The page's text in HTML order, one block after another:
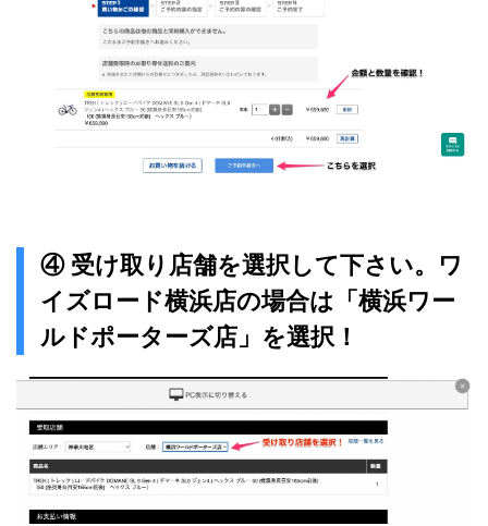
④ 受け取り店舗を選択して下さい。ワ
イズロード横浜店の場合は「横浜ワー
ルドポーターズ店」を選択！